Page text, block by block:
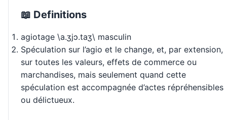
📖 Definitions
agiotage \a.ʒjɔ.taʒ\ masculin
Spéculation sur l’agio et le change, et, par extension,
sur toutes les valeurs, effets de commerce ou
marchandises, mais seulement quand cette
spéculation est accompagnée d’actes répréhensibles
ou délictueux.